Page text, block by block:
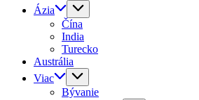
Ázia
Čína
India
Turecko
Austrália
Viac
Bývanie